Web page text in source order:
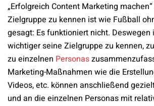
„Erfolgreich Content Marketing
Zielgruppe zu kennen ist wie Fußball
gesagt: Es funktioniert nicht. Deswegen
wichtiger seine Zielgruppe zu kennen,
zu einzelnen Personas
Marketing-Maßnahmen wie die
Videos, etc. können anschließend
und an die einzelnen Personas mit